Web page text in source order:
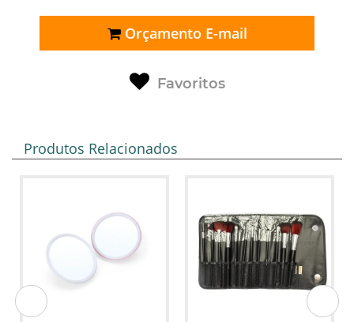
Orçamento E-mail
Favoritos
Produtos Relacionados